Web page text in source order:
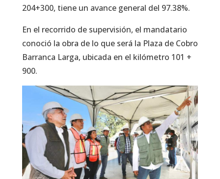
204+300, tiene un avance general del 97.38%.
En el recorrido de supervisión, el mandatario
conoció la obra de lo que será la Plaza de Cobro
Barranca Larga, ubicada en el kilómetro 101 +
900.